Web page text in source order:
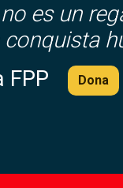
es un
conquista
FPP
Dona